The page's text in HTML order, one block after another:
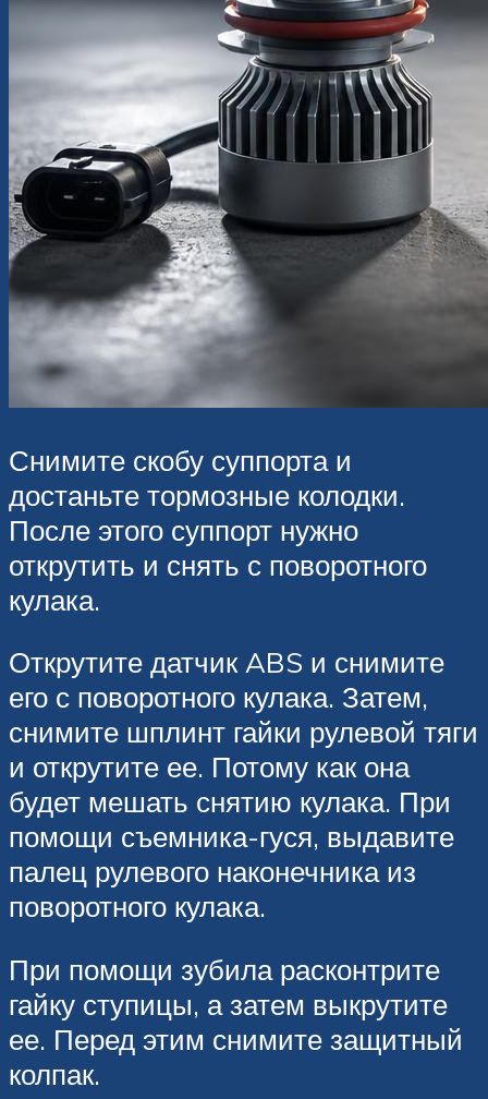
Снимите скобу суппорта и
достаньте тормозные колодки.
После этого суппорт нужно
открутить и снять с поворотного
кулака.
Открутите датчик ABS и снимите
его с поворотного кулака. Затем,
снимите шплинт гайки рулевой тяги
и открутите ее. Потому как она
будет мешать снятию кулака. При
помощи съемника-гуся, выдавите
палец рулевого наконечника из
поворотного кулака.
При помощи зубила расконтрите
гайку ступицы, а затем выкрутите
ее. Перед этим снимите защитный
колпак.